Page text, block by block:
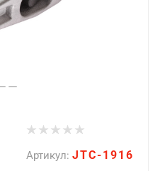
Артикул: JTC-1916